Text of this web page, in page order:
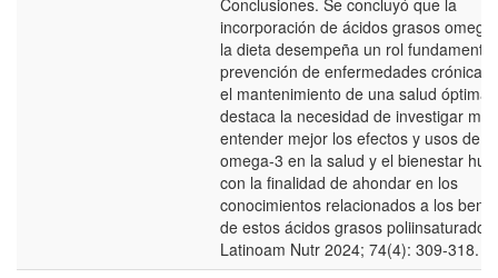
Conclusiones. Se concluyó que la
incorporación de ácidos grasos
la dieta desempeña un rol
prevención de enfermedades crónicas
el mantenimiento de una salud óptima.
destaca la necesidad de investigar
entender mejor los efectos y usos de
omega-3 en la salud y el bienestar
con la finalidad de ahondar en los
conocimientos relacionados a los
de estos ácidos grasos
Latinoam Nutr 2024; 74(4): 309-318.